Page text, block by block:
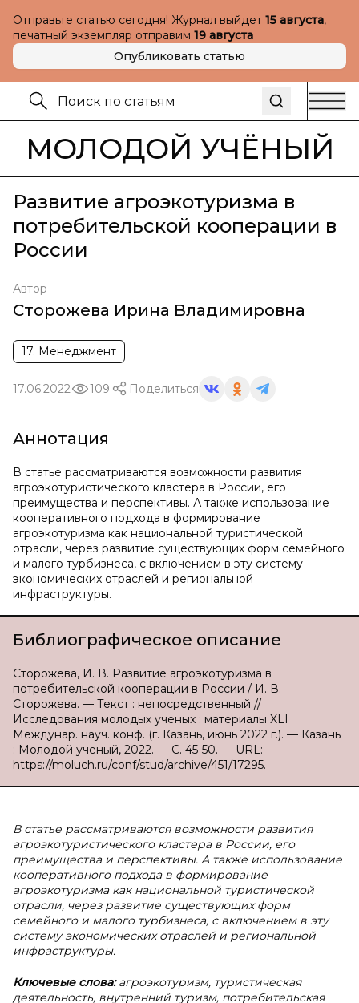
Отправьте статью сегодня! Журнал выйдет 15 августа,
печатный экземпляр отправим 19 августа
Опубликовать статью
МОЛОДОЙ УЧЁНЫЙ
Развитие агроэкотуризма в
потребительской кооперации в
России
Автор
Сторожева Ирина Владимировна
17. Менеджмент
17.06.2022 109 Поделиться
Аннотация
В статье рассматриваются возможности развития
агроэкотуристического кластера в России, его
преимущества и перспективы. А также использование
кооперативного подхода в формирование
агроэкотуризма как национальной туристической
отрасли, через развитие существующих форм семейного
и малого турбизнеса, с включением в эту систему
экономических отраслей и региональной
инфраструктуры.
Библиографическое описание
Сторожева, И. В. Развитие агроэкотуризма в
потребительской кооперации в России / И. В.
Сторожева. — Текст : непосредственный //
Исследования молодых ученых : материалы XLI
Междунар. науч. конф. (г. Казань, июнь 2022 г.). — Казань
: Молодой ученый, 2022. — С. 45-50. — URL:
https://moluch.ru/conf/stud/archive/451/17295.
В статье рассматриваются возможности развития
агроэкотуристического кластера в России, его
преимущества и перспективы. А также использование
кооперативного подхода в формирование
агроэкотуризма как национальной туристической
отрасли, через развитие существующих форм
семейного и малого турбизнеса, с включением в эту
систему экономических отраслей и региональной
инфраструктуры.
Ключевые слова:агроэкотуризм, туристическая
деятельность, внутренний туризм, потребительская